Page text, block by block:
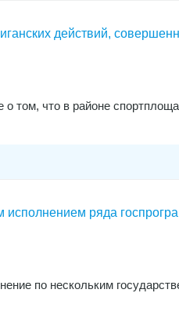
действий,
том, что в районе
исполнением ряда
по нескольким